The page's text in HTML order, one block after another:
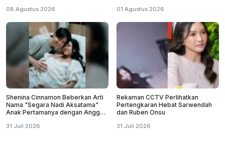
08 Agustus 2026 01 Agustus 2026
Shenina Cinnamon Beberkan Arti
Nama "Segara Nadi Aksatama"
Anak Pertamanya dengan Angga
31 Juli 2026
Rekaman CCTV Perlihatkan
Pertengkaran Hebat Sarwendah
dan Ruben Onsu
31 Juli 2026